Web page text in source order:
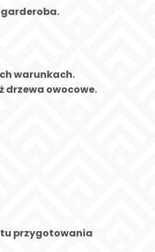
garderoba.
warunkach.
drzewa owocowe.
przygotowania